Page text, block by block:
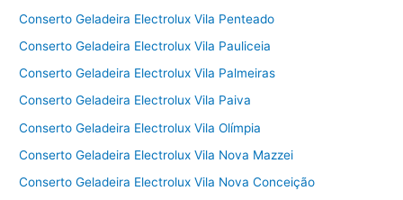
Conserto Geladeira Electrolux Vila Penteado
Conserto Geladeira Electrolux Vila Pauliceia
Conserto Geladeira Electrolux Vila Palmeiras
Conserto Geladeira Electrolux Vila Paiva
Conserto Geladeira Electrolux Vila Olímpia
Conserto Geladeira Electrolux Vila Nova Mazzei
Conserto Geladeira Electrolux Vila Nova Conceição